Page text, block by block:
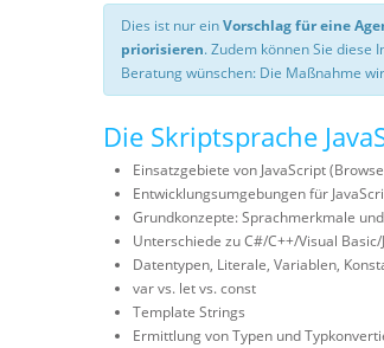
Dies ist nur einVorschlag für eine
priorisieren. Zudem können Sie diese
Beratung wünschen: Die Maßnahme
Die Skriptsprache
Einsatzgebiete von JavaScript
Entwicklungsumgebungen für
Grundkonzepte: Sprachmerkmale
Unterschiede zu C#/C++/Visual Basic/
Datentypen, Literale, Variablen,
var vs. let vs. const
Template Strings
Ermittlung von Typen und